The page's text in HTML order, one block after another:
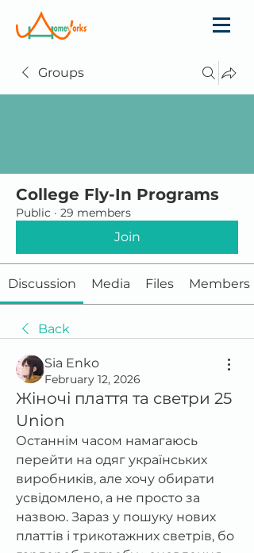
Groups
College Fly-In Programs
Public · 29 members
Join
Discussion Media Files Members
Back
Sia Enko
February 12, 2026
Жіночі плаття та светри 25
Union
Останнім часом намагаюсь
перейти на одяг українських
виробників, але хочу обирати
усвідомлено, а не просто за
назвою. Зараз у пошуку нових
платтів і трикотажних светрів, бо